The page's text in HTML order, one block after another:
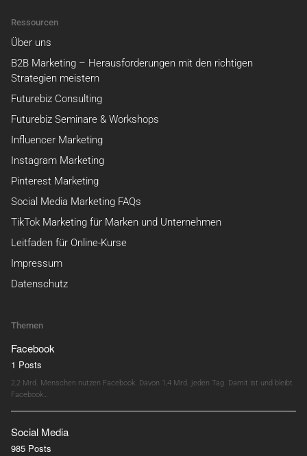
Ressourcen
Über uns
B2B Marketing – Herausforderungen mit den richtigen
Strategien meistern
Futurebiz Consulting
Futurebiz Seminare & Workshops
Influencer Marketing
Instagram Marketing
Pinterest Marketing
Social Media Marketing FAQs
TikTok Marketing für Marken und Unternehmen
Leitfaden für Online-Kurse
Impressum
Datenschutz
Themen
Facebook
1 Posts
2,2 Mrd. Menschen nutzen Facebook. Davon 1,4 Mrd. jeden Tag. Damit ist und bleibt
Facebook…
Social Media
985 Posts